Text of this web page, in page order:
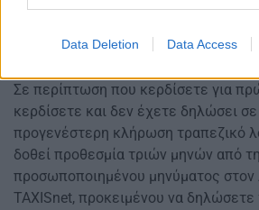
Data Deletion Data Access
σας στο TAXISnet.
Σε περίπτωση που κερδίσετε για
κερδίσετε και δεν έχετε δηλώσει
προγενέστερη κλήρωση τραπεζικό
δοθεί προθεσμία τριών μηνών από
προσωποποιημένου μηνύματος στον
TAXISnet, προκειμένου να δηλώσετε